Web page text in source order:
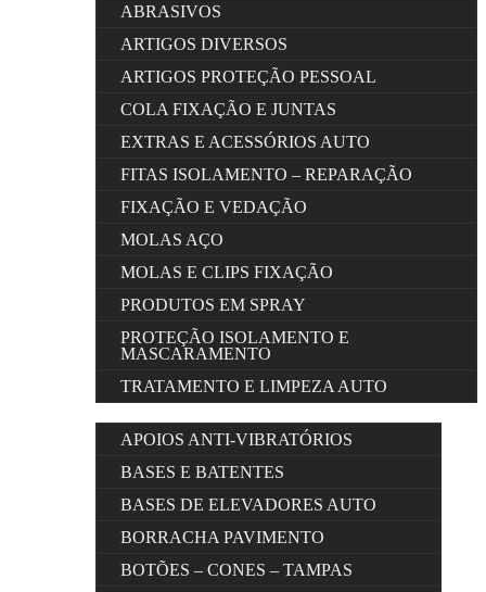
ABRASIVOS
ARTIGOS DIVERSOS
ARTIGOS PROTEÇÃO PESSOAL
COLA FIXAÇÃO E JUNTAS
EXTRAS E ACESSÓRIOS AUTO
FITAS ISOLAMENTO – REPARAÇÃO
FIXAÇÃO E VEDAÇÃO
MOLAS AÇO
MOLAS E CLIPS FIXAÇÃO
PRODUTOS EM SPRAY
PROTEÇÃO ISOLAMENTO E
MASCARAMENTO
TRATAMENTO E LIMPEZA AUTO
APOIOS ANTI-VIBRATÓRIOS
BASES E BATENTES
BASES DE ELEVADORES AUTO
BORRACHA PAVIMENTO
BOTÕES – CONES – TAMPAS